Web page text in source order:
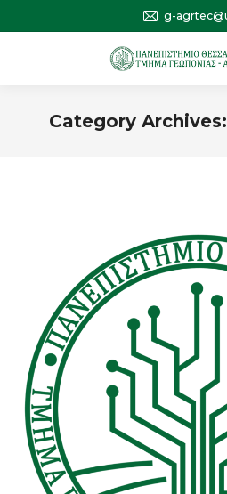
g-
Category Archives: